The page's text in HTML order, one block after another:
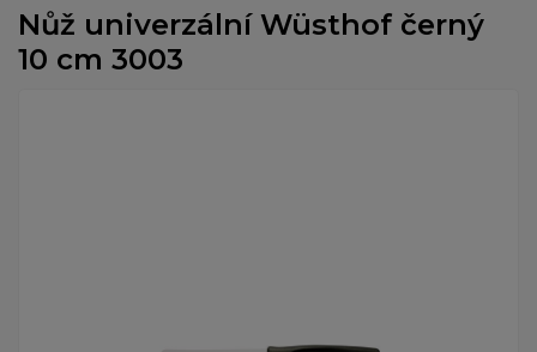
Nůž univerzální Wüsthof černý
10 cm 3003